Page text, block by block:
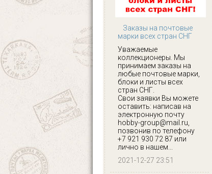
Заказы на почтовые
марки всех стран СНГ
Уважаемые
коллекционеры. Мы
принимаем заказы на
любые почтовые марки,
блоки и листы всех
стран СНГ.
Свои заявки Вы можете
оставить: написав на
электронную почту
hobby-group@mail.ru,
позвонив по телефону
+7 921 930 72 87 или
лично в нашем...
2021-12-27 23:51